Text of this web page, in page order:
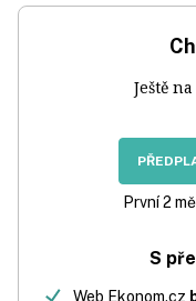
Ještě
První 2
S
Web Ekonom.cz